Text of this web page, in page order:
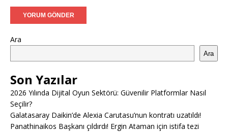
Ara
Ara
Son Yazılar
2026 Yılında Dijital Oyun Sektörü: Güvenilir Platformlar Nasıl
Seçilir?
Galatasaray Daikin’de Alexia Carutasu’nun kontratı uzatıldı!
Panathinaikos Başkanı çıldırdı! Ergin Ataman için istifa tezi